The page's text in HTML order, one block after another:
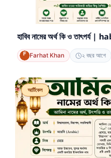
হাবিব নামের অর্থ কি ও
Farhat Khan ২ বছর আগে
আর্টিকেল